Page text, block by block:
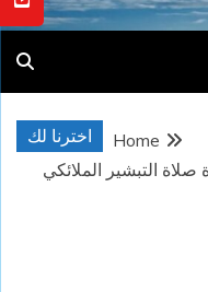
اخترنا لك
Home
التبشير الملائكي